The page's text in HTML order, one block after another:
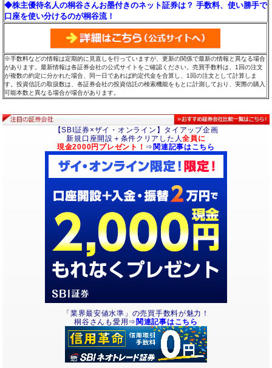
◆株主優待名人の桐谷さんお墨付きのネット証券は？ 手数料、使い勝手で
口座を使い分けるのが桐谷流！
※手数料などの情報は定期的に見直しを行っていますが、更新の関係で最新の情報と異なる場合
があります。最新情報は各証券会社の公式サイトをご確認ください。売買手数料は、1回の注文
が複数の約定に分かれた場合、同一日であれば約定代金を合算し、1回の注文として計算しま
す。投資信託の取扱数は、各証券会社の投資信託の検索機能をもとに計測しており、実際の購入
可能本数と異なる場合が場合があります。
【SBI証券×ザイ・オンライン】タイアップ企画
新規口座開設＋条件クリアした人全員に
現金2000円プレゼント！ ⇒ 関連記事はこちら
「業界最安値水準」の売買手数料が魅力！
桐谷さんも愛用⇒ 関連記事はこちら